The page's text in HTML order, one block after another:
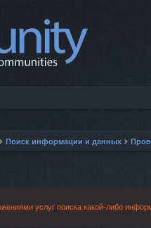
Поиск информации и данных
услуг поиска какой-либо